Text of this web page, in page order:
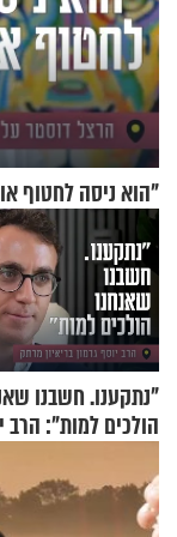
"הוא ניסה לחטוף
"נתקענו. חשבנו
הולכים למות": הרב